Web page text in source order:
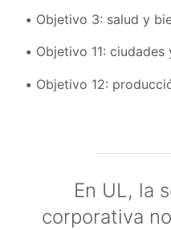
Objetivo 3: salud y
Objetivo 11:
Objetivo 12:
En UL, la
corporativa